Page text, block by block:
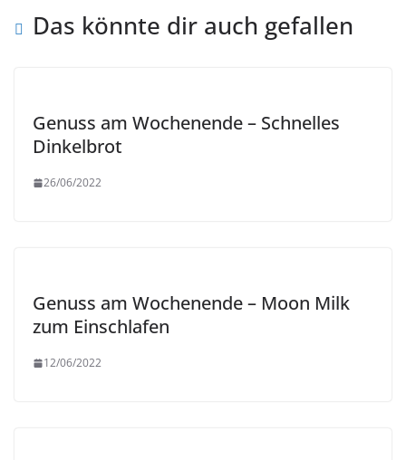
Das könnte dir auch gefallen
Genuss am Wochenende – Schnelles
Dinkelbrot
26/06/2022
Genuss am Wochenende – Moon Milk
zum Einschlafen
12/06/2022